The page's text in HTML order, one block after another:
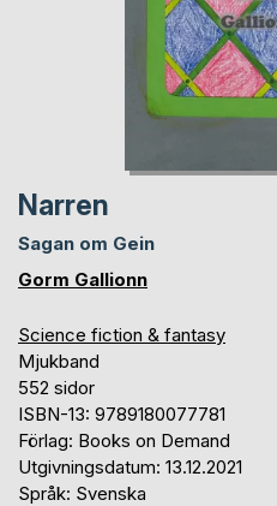
Narren
Sagan om Gein
Gorm Gallionn
Science fiction & fantasy
Mjukband
552 sidor
ISBN-13: 9789180077781
Förlag: Books on Demand
Utgivningsdatum: 13.12.2021
Språk: Svenska